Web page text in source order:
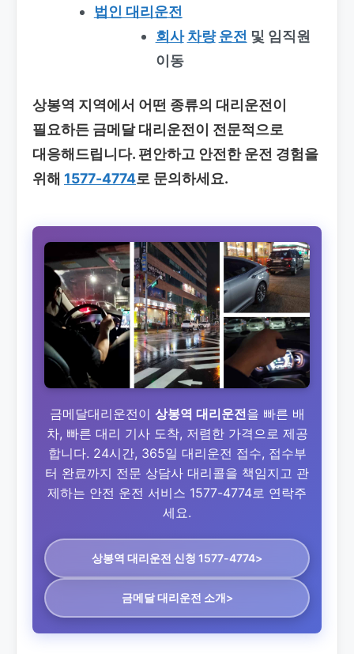
법인 대리운전
회사 차량 운전 및 임직원
이동
상봉역 지역에서 어떤 종류의 대리운전이
필요하든 금메달 대리운전이 전문적으로
대응해드립니다. 편안하고 안전한 운전 경험을
위해 1577-4774로 문의하세요.
금메달대리운전이 상봉역 대리운전을 빠른 배
차, 빠른 대리 기사 도착, 저렴한 가격으로 제공
합니다. 24시간, 365일 대리운전 접수, 접수부
터 완료까지 전문 상담사 대리콜을 책임지고 관
제하는 안전 운전 서비스 1577-4774로 연락주
세요.
상봉역 대리운전 신청 1577-4774>
금메달 대리운전 소개>